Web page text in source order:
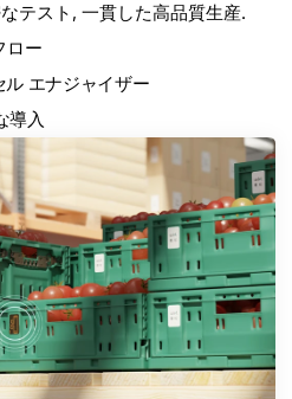
テスト, 一貫した高品質生産.
ロー
エナジャイザー
導入